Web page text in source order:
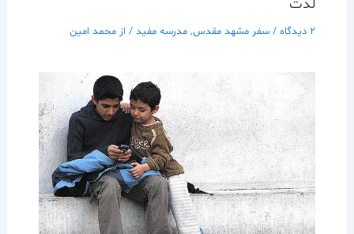
لذت
2 دیدگاه / سفر مشهد مقدس, مدرسه مفيد/ از محمد امین